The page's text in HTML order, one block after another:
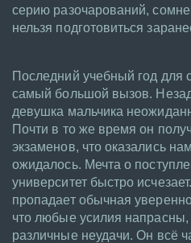
серию разочарований,
нельзя подготовиться
Последний учебный год для
самый большой вызов.
девушка мальчика
Почти в то же время он
экзаменов, что оказались
ожидалось. Мечта о
университет быстро
пропадает обычная
что любые усилия напрасны,
различные неудачи. Он всё